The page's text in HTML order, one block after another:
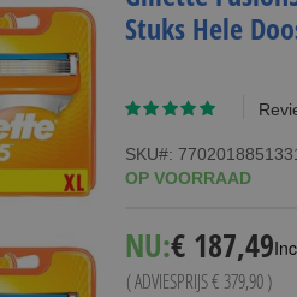
Stuks Hele
Waardering:
SKU
OP VOORRAAD
NU:Special
Price
€ 187,49
( ADVIESPRIJS€ 379,90)